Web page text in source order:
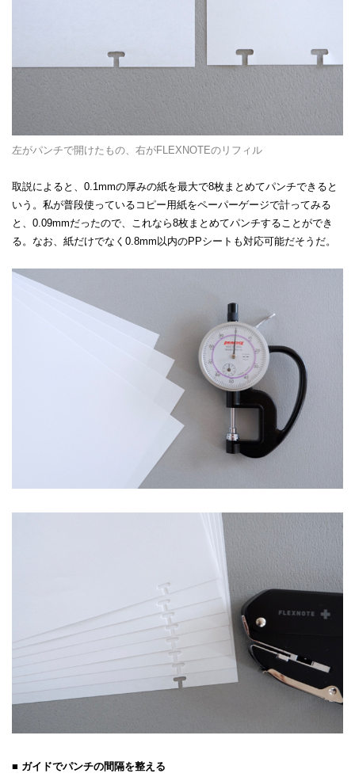
左がパンチで開けたもの、右がFLEXNOTEのリフィル
取説によると、0.1mmの厚みの紙を最大で8枚まとめてパンチできると
いう。私が普段使っているコピー用紙をペーパーゲージで計ってみる
と、0.09mmだったので、これなら8枚まとめてパンチすることができ
る。なお、紙だけでなく0.8mm以内のPPシートも対応可能だそうだ。
■ ガイドでパンチの間隔を整える